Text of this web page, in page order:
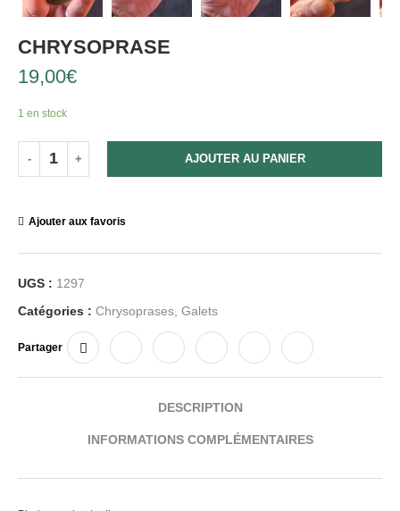
CHRYSOPRASE
19,00€
1 en stock
AJOUTER AU PANIER
Ajouter aux favoris
UGS : 1297
Catégories : Chrysoprases Galets
Partager
DESCRIPTION
INFORMATIONS COMPLÉMENTAIRES